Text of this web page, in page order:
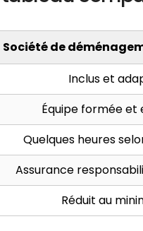
Société de
Inclus et
Équipe formée et
Quelques heures
Assurance
Réduit au